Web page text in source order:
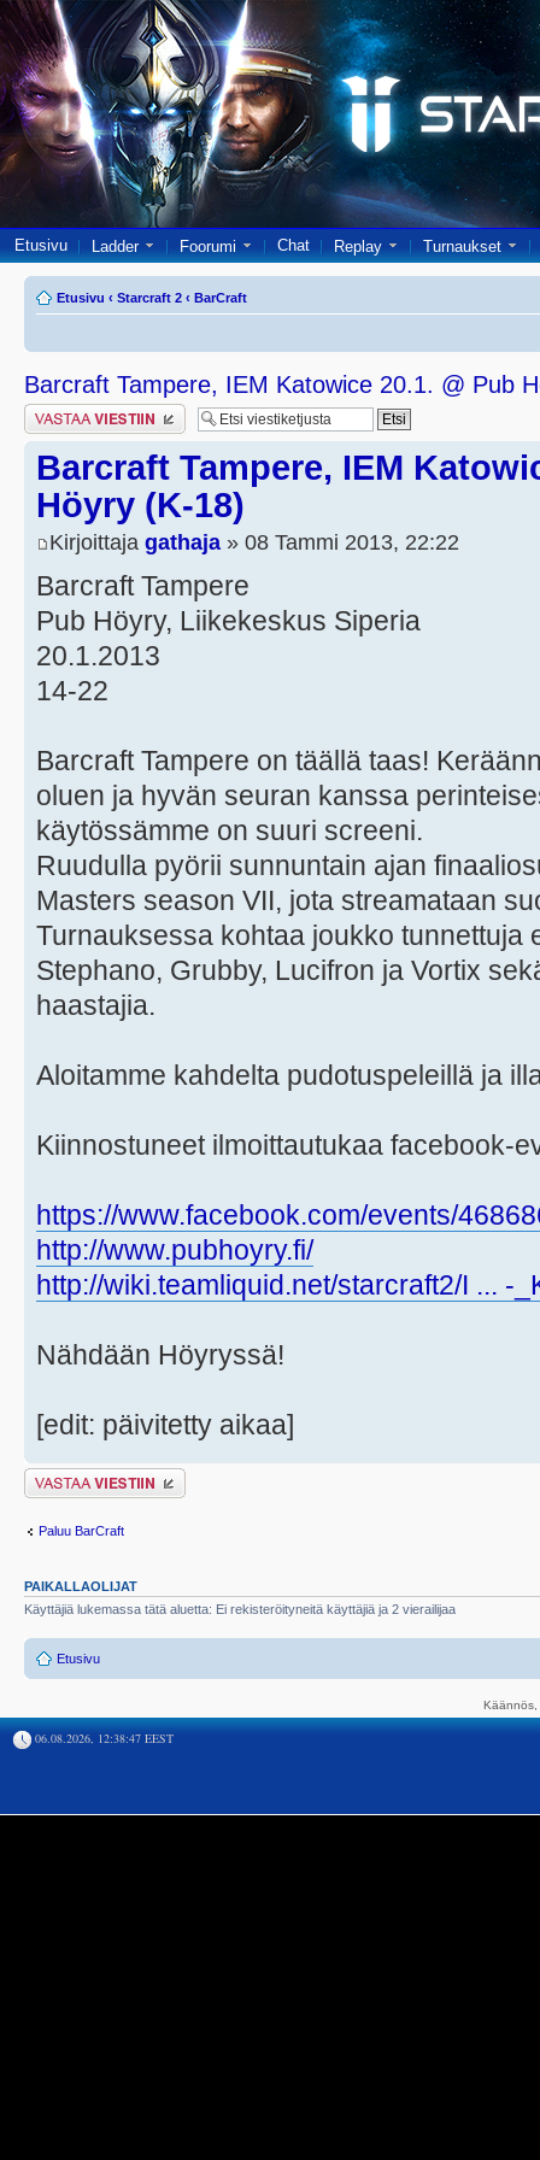
Etusivu Ladder Foorumi Chat Replay Turnaukset
Etusivu ‹ Starcraft 2 ‹ BarCraft
Barcraft Tampere, IEM Katowice 20.1. @ Pub
Lähetä vastaus
Barcraft Tampere, IEM
Höyry (K-18)
Kirjoittaja gathaja » 08 Tammi 2013, 22:22
Barcraft Tampere
Pub Höyry, Liikekeskus Siperia
20.1.2013
14-22
Barcraft Tampere on täällä taas!
oluen ja hyvän seuran kanssa
käytössämme on suuri screeni.
Ruudulla pyörii sunnuntain ajan
Masters season VII, jota streamataan
Turnauksessa kohtaa joukko tunnettuja
Stephano, Grubby, Lucifron ja Vortix
haastajia.
Aloitamme kahdelta pudotuspeleillä ja
Kiinnostuneet ilmoittautukaa facebook-
https://www.facebook.com/events/
http://www.pubhoyry.fi/
http://wiki.teamliquid.net/starcraft2/I ... -
Nähdään Höyryssä!
[edit: päivitetty aikaa]
Lähetä vastaus
Paluu BarCraft
PAIKALLAOLIJAT
Käyttäjiä lukemassa tätä aluetta: Ei rekisteröityneitä käyttäjiä ja 2 vierailijaa
Etusivu
06.08.2026, 12:38:47 EEST